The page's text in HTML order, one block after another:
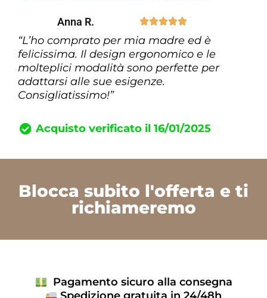
Anna R. 
“L’ho comprato per mia madre ed è
felicissima. Il design ergonomico e le
molteplici modalità sono perfette per
adattarsi alle sue esigenze.
Consigliatissimo!”
Acquisto verificato il 16/01/2025
Blocca subito l'offerta e ti
richiameremo
Pagamento sicuro alla consegna